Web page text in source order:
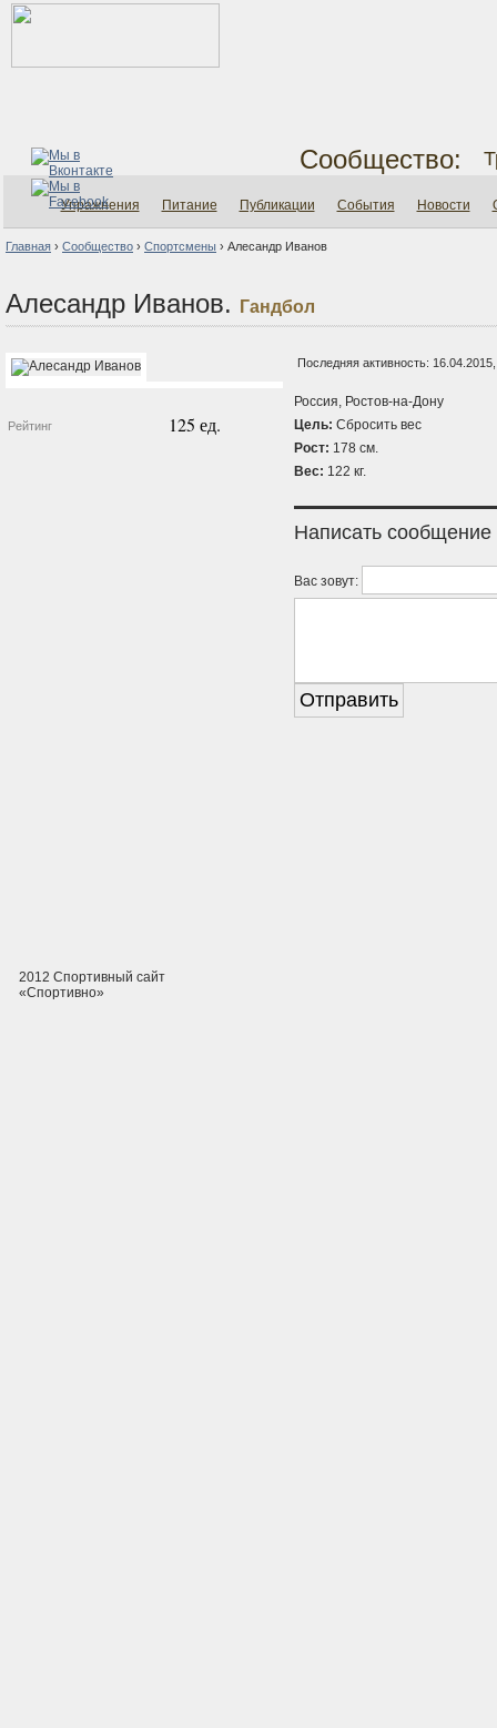
Сообщество:
Упражнения Питание Публикации События Новости
Главная › Сообщество › Спортсмены › Алесандр Иванов
Алесандр Иванов. Гандбол
Рейтинг 125 ед.
Последняя активность:
Россия, Ростов-на-Дону
Цель: Сбросить вес
Рост: 178 см.
Вес: 122 кг.
Написать сообщение
Вас зовут:
2012 Спортивный сайт
«Спортивно»